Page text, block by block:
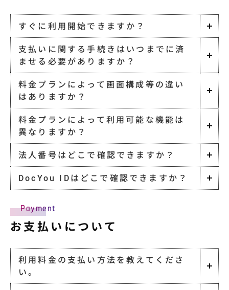
すぐに利用開始できますか？
支払いに関する手続きはいつまでに済
ませる必要がありますか？
料金プランによって画面構成等の違い
はありますか？
料金プランによって利用可能な機能は
異なりますか？
法人番号はどこで確認できますか？
DocYou IDはどこで確認できますか？
Payment
お支払いについて
利用料金の支払い方法を教えてくださ
い。